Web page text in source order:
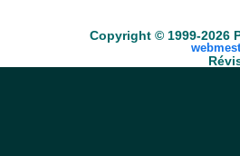
Copyright © 1999-2026